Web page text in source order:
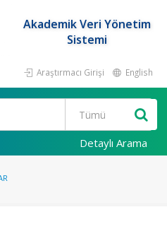
Akademik Veri Yönetim
Sistemi
Araştırmacı Girişi English
Detaylı Arama